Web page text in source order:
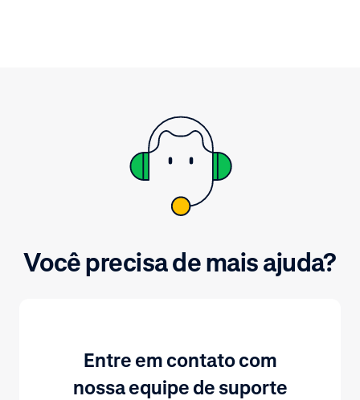
Você precisa de mais ajuda?
Entre em contato com
nossa equipe de suporte